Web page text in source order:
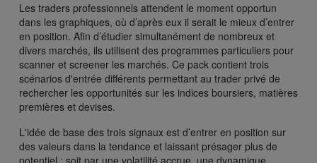
Les traders professionnels attendent le moment opportun
dans les graphiques, où d’après eux il serait le mieux d’entrer
en position. Afin d’étudier simultanément de nombreux et
divers marchés, ils utilisent des programmes particuliers pour
scanner et screener les marchés. Ce pack contient trois
scénarios d'entrée différents permettant au trader privé de
rechercher les opportunités sur les indices boursiers, matières
premières et devises.
L'idée de base des trois signaux est d’entrer en position sur
des valeurs dans la tendance et laissant présager plus de